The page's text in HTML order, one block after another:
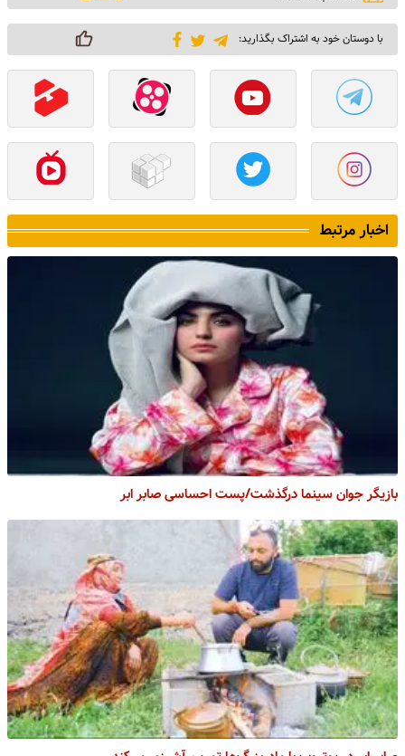
با دوستان خود به اشتراک بگذارید:
اخبار مرتبط
بازیگر جوان سینما درگذشت/پست احساسی صابر ابر